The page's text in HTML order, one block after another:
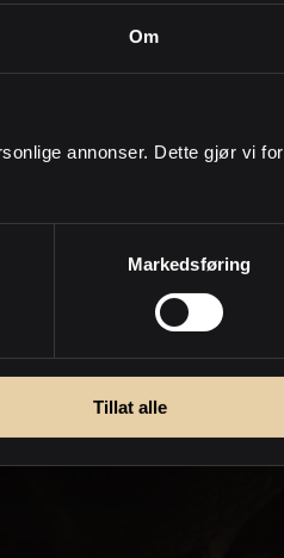
Om
annonser. Dette gjør vi for
Markedsføring
Tillat alle
om
med
rommene og
inn. I
om